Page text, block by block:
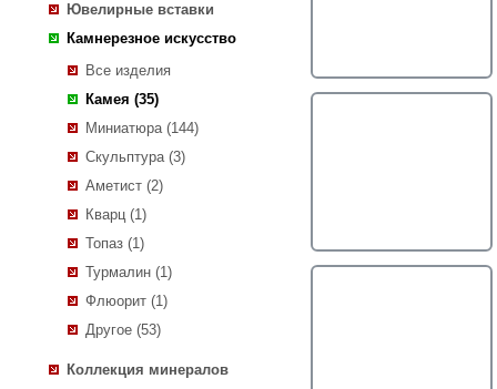
Ювелирные вставки
Камнерезное искусство
Все изделия
Камея (35)
Миниатюра (144)
Скульптура (3)
Аметист (2)
Кварц (1)
Топаз (1)
Турмалин (1)
Флюорит (1)
Другое (53)
Коллекция минералов